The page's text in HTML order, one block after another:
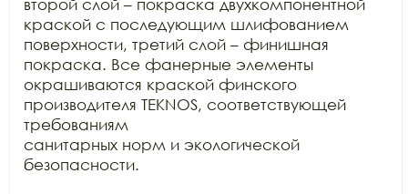
второй слой – покраска двухкомпонентной
краской с последующим шлифованием
поверхности, третий слой – финишная
покраска. Все фанерные элементы
окрашиваются краской финского
производителя TEKNOS, соответствующей
требованиям
санитарных норм и экологической
безопасности.